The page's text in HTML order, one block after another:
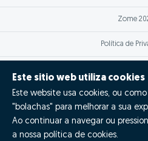
Zome
Política de
Resolução
Livro de
Este sitio web utiliza cookies
Este website usa cookies, ou
"bolachas" para melhorar a sua
Ao continuar a navegar ou
a nossa política de cookies.